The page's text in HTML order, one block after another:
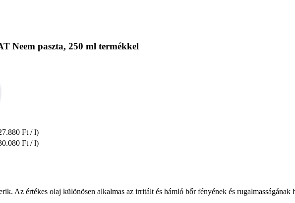
Neem paszta, 250 ml termékkel
Ft / l)
Ft / l)
Az értékes olaj különösen alkalmas az irritált és hámló bőr fényének és rugalmasságának